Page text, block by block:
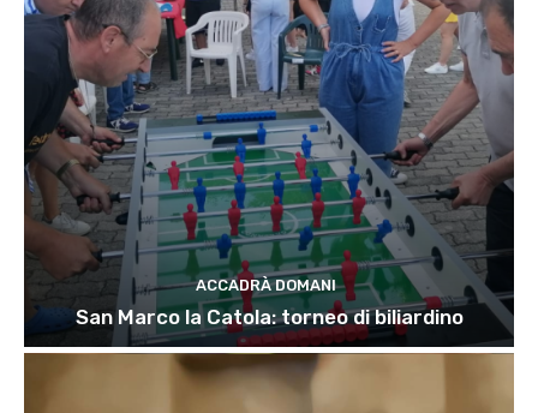
ACCADRÀ DOMANI
San Marco la Catola: torneo di biliardino